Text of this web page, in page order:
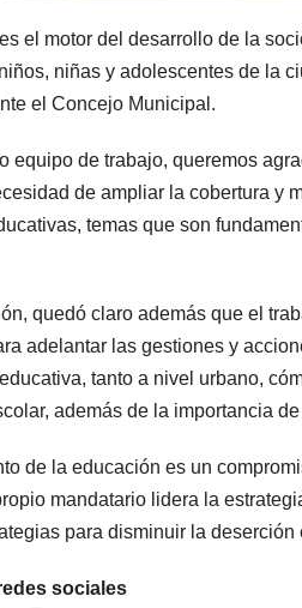
el motor del desarrollo de la
niñas y adolescentes de la
el Concejo Municipal.
equipo de trabajo, queremos
de ampliar la cobertura y
temas que son
quedó claro además que el
adelantar las gestiones y
tanto a nivel urbano,
además de la importancia
de la educación es un
mandatario lidera la
para disminuir la deserción
sociales